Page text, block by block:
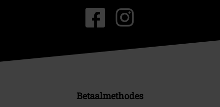
Betaalmethodes